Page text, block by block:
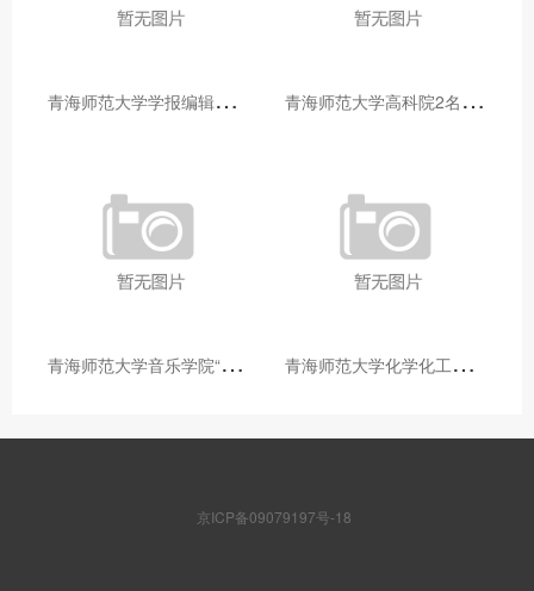
青
海师范大学学报编辑部赴大通县城关镇上毛佰胜村开展帮扶慰问活动 青
海师范大学高科院2名专家当选中国科学院院士
青
海师范大学音乐学院“青舞华章”本科舞蹈专业中期汇报圆满落幕 青
海师范大学化学化工学院开展铸牢中华民族共同体意识大讲堂活动
京ICP备09079197号-18